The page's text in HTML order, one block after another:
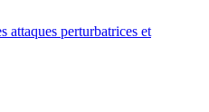
attaques perturbatrices et